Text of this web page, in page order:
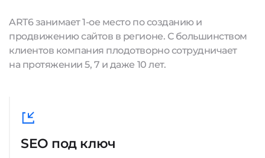
ART6 занимает 1-ое место по созданию и
продвижению сайтов в регионе. С большинством
клиентов компания плодотворно сотрудничает
на протяжении 5, 7 и даже 10 лет.
SEO под ключ